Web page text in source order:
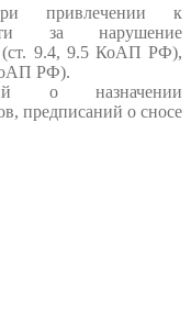
привлечении к
за нарушение
(ст. 9.4, 9.5 КоАП РФ),
РФ).
о назначении
предписаний о сносе